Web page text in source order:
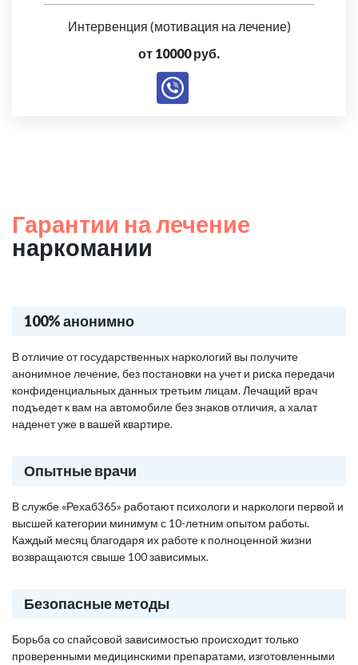
Интервенция (мотивация на лечение)
от 10000 руб.
Гарантии на лечение
наркомании
100% анонимно
В отличие от государственных наркологий вы получите
анонимное лечение, без постановки на учет и риска передачи
конфиденциальных данных третьим лицам. Лечащий врач
подъедет к вам на автомобиле без знаков отличия, а халат
наденет уже в вашей квартире.
Опытные врачи
В службе «Рехаб365» работают психологи и наркологи первой и
высшей категории минимум с 10-летним опытом работы.
Каждый месяц благодаря их работе к полноценной жизни
возвращаются свыше 100 зависимых.
Безопасные методы
Борьба со спайсовой зависимостью происходит только
проверенными медицинскими препаратами, изготовленными